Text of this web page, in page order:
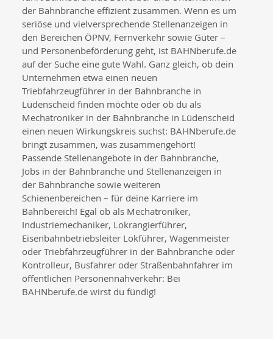
der Bahnbranche effizient zusammen. Wenn es um
seriöse und vielversprechende Stellenanzeigen in
den Bereichen ÖPNV, Fernverkehr sowie Güter –
und Personenbeförderung geht, ist BAHNberufe.de
auf der Suche eine gute Wahl. Ganz gleich, ob dein
Unternehmen etwa einen neuen
Triebfahrzeugführer in der Bahnbranche in
Lüdenscheid finden möchte oder ob du als
Mechatroniker in der Bahnbranche in Lüdenscheid
einen neuen Wirkungskreis suchst: BAHNberufe.de
bringt zusammen, was zusammengehört!
Passende Stellenangebote in der Bahnbranche,
Jobs in der Bahnbranche und Stellenanzeigen in
der Bahnbranche sowie weiteren
Schienenbereichen – für deine Karriere im
Bahnbereich! Egal ob als Mechatroniker,
Industriemechaniker, Lokrangierführer,
Eisenbahnbetriebsleiter Lokführer, Wagenmeister
oder Triebfahrzeugführer in der Bahnbranche oder
Kontrolleur, Busfahrer oder Straßenbahnfahrer im
öffentlichen Personennahverkehr: Bei
BAHNberufe.de wirst du fündig!